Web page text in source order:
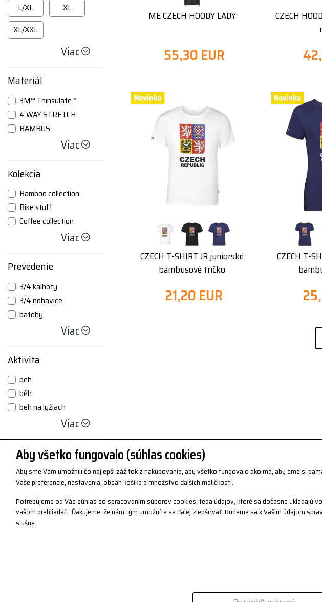
Aby všetko fungovalo (súhlas cookies)
Aby sme Vám umožnili čo najlepší zážitok z nakupovania, aby všetko fungovalo ako má, aby sme si
Vaše preferencie, nastavenia, obsah košíka a množstvo ďalších maličkostí.
Potrebujeme od Vás súhlas so spracovaním súborov cookies, teda údajov, ktoré sa dočasne ukladajú vo
vašom prehliadači. Ďakujeme, že nám tým umožníte sa ďalej zlepšovať. Budeme sa k Vašim údajom
slušne.
L/XL
XL
XL/XXL
Viac
Materiál
3M™ Thinsulate™
4 WAY STRETCH
BAMBUS
Viac
Kolekcia
Bamboo collection
Bike stuff
Coffee collection
Viac
Prevedenie
3/4 kalhoty
3/4 nohavice
batohy
Viac
Aktivita
beh
běh
beh na lyžiach
Viac
ME CZECH HOODY LADY
55,30 EUR
CZECH
CZECH T-SHIRT JR juniorské
bambusové tričko
21,20 EUR
CZECH T-